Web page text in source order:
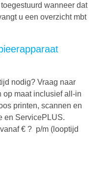
wanneer dat
u een overzicht mbt
nodig? Vraag naar
op maat inclusief all-in
printen, scannen en
en ServicePLUS.
vanaf € ? p/m (looptijd